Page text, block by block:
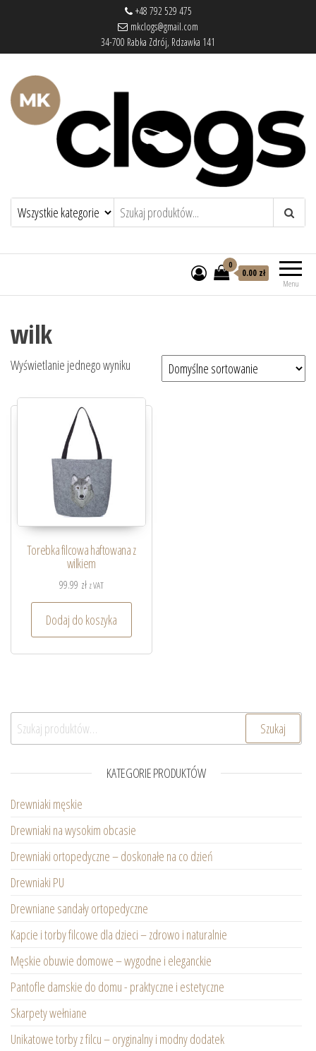
+48 792 529 475
mkclogs@gmail.com
34-700 Rabka Zdrój, Rdzawka 141
mkclogs – sklep obuwniczysklep obuwniczy – drewniaki, buty
medyczne, pantofle, klapki
Menu
0
0.00 zł
wilk
Wyświetlanie jednego wyniku
Torebka filcowa haftowana z
wilkiem
99.99 zł z VAT
Dodaj do koszyka
Szukaj: Szukaj
KATEGORIE PRODUKTÓW
Drewniaki męskie
Drewniaki na wysokim obcasie
Drewniaki ortopedyczne – doskonałe na co dzień
Drewniaki PU
Drewniane sandały ortopedyczne
Kapcie i torby filcowe dla dzieci – zdrowo i naturalnie
Męskie obuwie domowe – wygodne i eleganckie
Pantofle damskie do domu - praktyczne i estetyczne
Skarpety wełniane
Unikatowe torby z filcu – oryginalny i modny dodatek